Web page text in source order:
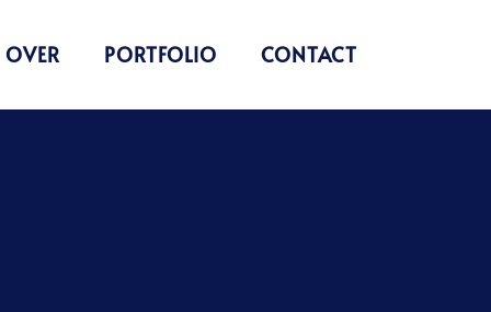
OVER PORTFOLIO CONTACT